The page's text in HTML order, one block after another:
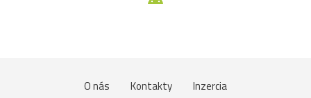
O nás Kontakty
Inzercia